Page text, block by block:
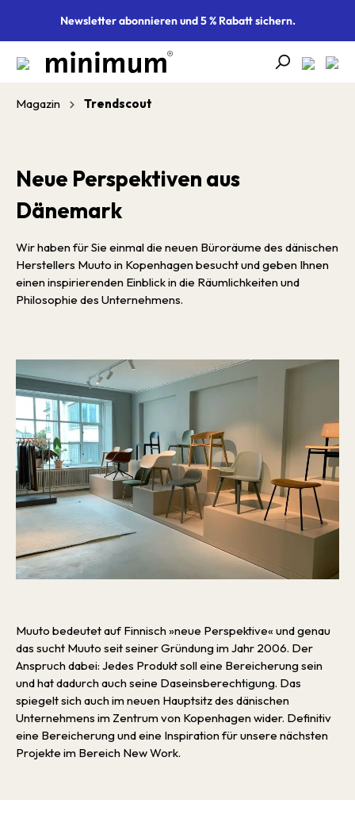
springenNewsletter abonnieren und 5 % Rabatt sichern.
Magazin Trendscout
Neue Perspektiven aus
Dänemark
Wir haben für Sie einmal die neuen Büroräume des dänischen
Herstellers Muuto in Kopenhagen besucht und geben Ihnen
einen inspirierenden Einblick in die Räumlichkeiten und
Philosophie des Unternehmens.
Muuto bedeutet auf Finnisch »neue Perspektive« und genau
das sucht Muuto seit seiner Gründung im Jahr 2006. Der
Anspruch dabei: Jedes Produkt soll eine Bereicherung sein
und hat dadurch auch seine Daseinsberechtigung. Das
spiegelt sich auch im neuen Hauptsitz des dänischen
Unternehmens im Zentrum von Kopenhagen wider. Definitiv
eine Bereicherung und eine Inspiration für unsere nächsten
Projekte im Bereich New Work.